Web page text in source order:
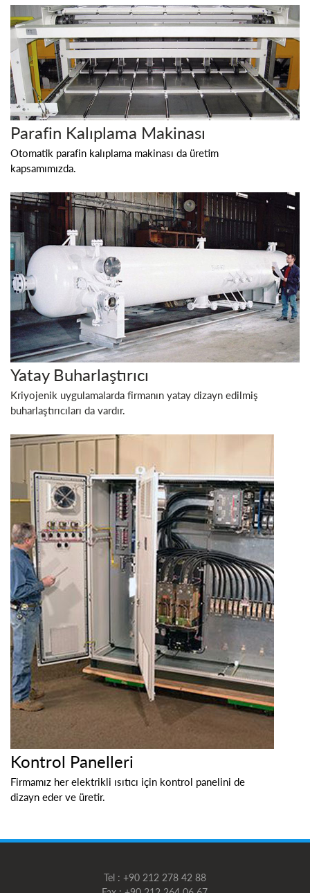
Parafin Kalıplama Makinası
Otomatik parafin kalıplama makinası da üretim
kapsamımızda.
Yatay Buharlaştırıcı
Kriyojenik uygulamalarda firmanın yatay dizayn edilmiş
buharlaştırıcıları da vardır.
Kontrol Panelleri
Firmamız her elektrikli ısıtıcı için kontrol panelini de
dizayn eder ve üretir.
Tel : +90 212 278 42 88